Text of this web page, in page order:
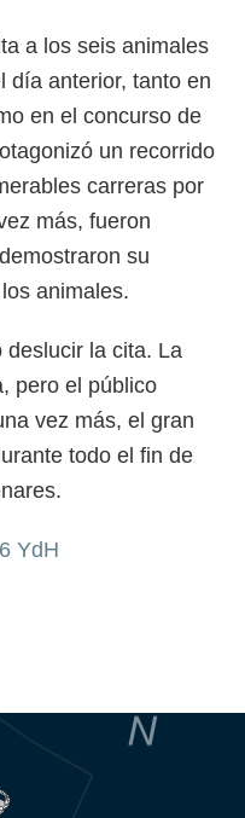
a los seis animales
día anterior, tanto en
en el concurso de
un recorrido
carreras por
más, fueron
su
animales.
deslucir la cita. La
pero el público
vez más, el gran
todo el fin de